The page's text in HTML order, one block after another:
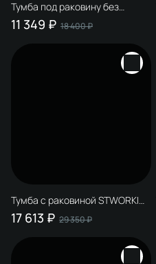
Тумба под раковину без
столешницы STWORKI
Мурманск 80 (FR1) напольная,
11 349 ₽ 18 400 ₽
Тумба с раковиной STWORKI
Мурманск 80 (FR1) напольная,
белая
17 613 ₽ 29 350 ₽